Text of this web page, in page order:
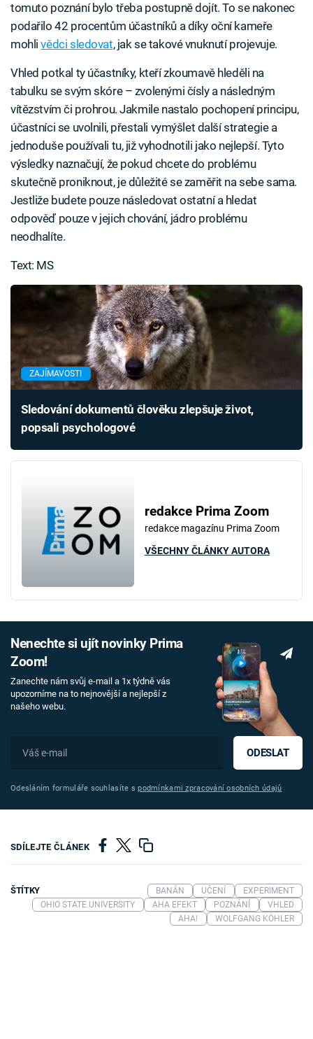
tomuto poznání bylo třeba postupně dojít. To se nakonec
podařilo 42 procentům účastníků a díky oční kameře
mohlivědci sledovat, jak se takové vnuknutí projevuje.
Vhled potkal ty účastníky, kteří zkoumavě hleděli na
tabulku se svým skóre – zvolenými čísly a následným
vítězstvím či prohrou. Jakmile nastalo pochopení principu,
účastníci se uvolnili, přestali vymýšlet další strategie a
jednoduše používali tu, již vyhodnotili jako nejlepší. Tyto
výsledky naznačují, že pokud chcete do problému
skutečně proniknout, je důležité se zaměřit na sebe sama.
Jestliže budete pouze následovat ostatní a hledat
odpověď pouze v jejich chování, jádro problému
neodhalíte.
Text: MS
ZAJÍMAVOSTI
Sledování dokumentů člověku zlepšuje život,
popsali psychologové
redakce Prima Zoom
redakce magazínu Prima Zoom
VŠECHNY ČLÁNKY AUTORA
Nenechte si ujít novinky Prima
Zoom!
Zanechte nám svůj e-mail a 1x týdně vás
upozorníme na to nejnovější a nejlepší z
našeho webu.
ODESLAT
Odesláním formuláře souhlasíte spodmínkami zpracování osobních údajů
SDÍLEJTE ČLÁNEK
ŠTÍTKY BANÁN UČENÍ
EXPERIMENT
OHIO STATE UNIVERSITY
AHA EFEKT POZNÁNÍ
VHLED
AHA!
WOLFGANG KÖHLER